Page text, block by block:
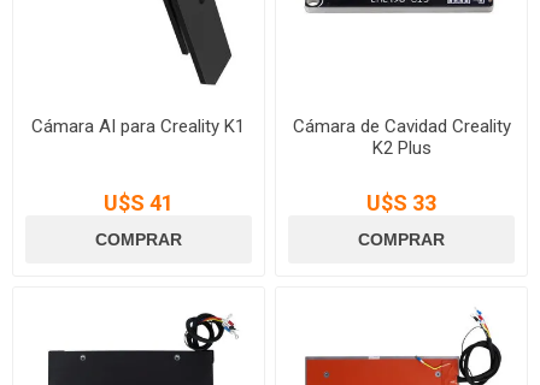
Cámara AI para Creality K1
U$S 41
Cámara de Cavidad Creality
K2 Plus
U$S 33